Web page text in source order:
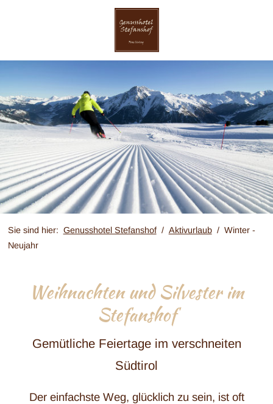
Sie sind hier: Genusshotel Stefanshof Aktivurlaub
Winter -
Neujahr
Weihnachten und Silvester im
Stefanshof
Gemütliche Feiertage im verschneiten
Südtirol
Der einfachste Weg, glücklich zu sein, ist oft